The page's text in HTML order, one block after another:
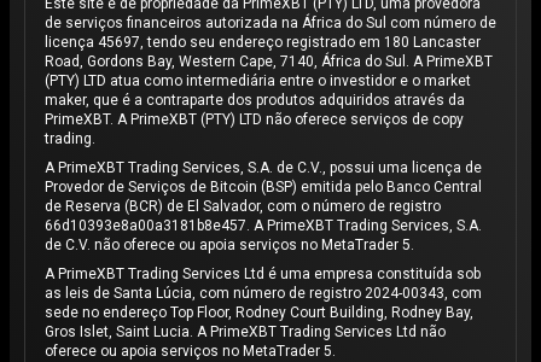
Este site é de propriedade da PrimeXBT (PTY) LTD, uma provedora
de serviços financeiros autorizada na África do Sul com número de
licença 45697, tendo seu endereço registrado em 180 Lancaster
Road, Gordons Bay, Western Cape, 7140, África do Sul. A PrimeXBT
(PTY) LTD atua como intermediária entre o investidor e o market
maker, que é a contraparte dos produtos adquiridos através da
PrimeXBT. A PrimeXBT (PTY) LTD não oferece serviços de copy
trading.
A PrimeXBT Trading Services, S.A. de C.V., possui uma licença de
Provedor de Serviços de Bitcoin (BSP) emitida pelo Banco Central
de Reserva (BCR) de El Salvador, com o número de registro
66d10393e8a00a3181b8e457. A PrimeXBT Trading Services, S.A.
de C.V. não oferece ou apoia serviços no MetaTrader 5.
A PrimeXBT Trading Services Ltd é uma empresa constituída sob
as leis de Santa Lúcia, com número de registro 2024-00343, com
sede no endereço Top Floor, Rodney Court Building, Rodney Bay,
Gros Islet, Saint Lucia. A PrimeXBT Trading Services Ltd não
oferece ou apoia serviços no MetaTrader 5.